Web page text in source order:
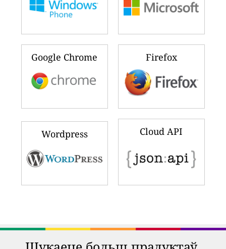
Google Chrome Firefox
Wordpress Cloud API